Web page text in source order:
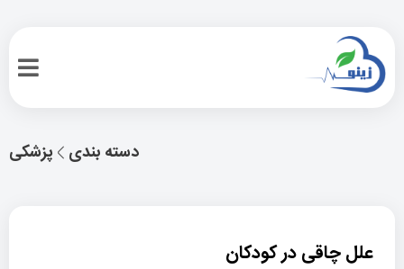
پزشکی دسته بندی
علل چاقی در کودکان